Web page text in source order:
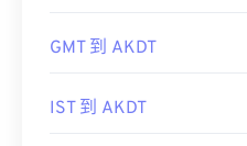
GMT 到 AKDT
IST 到 AKDT